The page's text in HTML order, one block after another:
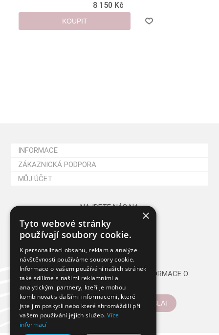
8 150 Kč
KOUPIT
INFORMACE
ZÁKAZNICKÁ PODPORA
MŮJ ÚČET
NAJDETE NÁS NA
CHCETE PRAVIDELNĚ DOSTÁVAT INFORMACE O
NOVINKÁCH A AKCÍCH?
ODESLAT
×
Tyto webové stránky
používají soubory cookie.
K personalizaci obsahu, reklam a analýze
návštěvnosti používáme soubory cookie.
Informace o vašem používání našich stránek
také sdílíme s našimi reklamními a
analytickými partnery, kteří je mohou
kombinovat s dalšími informacemi, které
jste jim poskytli nebo které shromáždili při
vašem používání jejich služeb.Více
informací